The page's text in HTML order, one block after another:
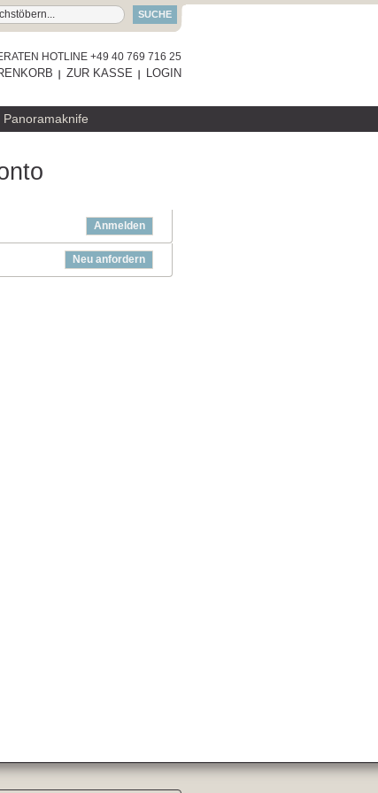
SUCHE
HOTLINE +49 40 769 716 25
ZUR KASSE LOGIN
Panoramaknife
Anmelden
Neu anfordern